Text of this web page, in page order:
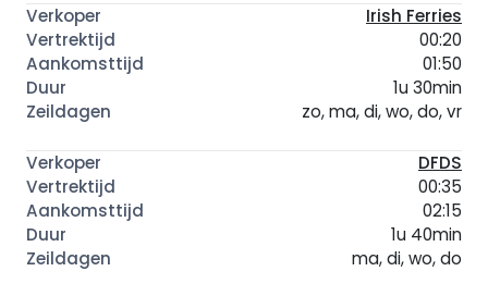
Irish Ferries
00:20
01:50
1u 30min
zo, ma, di, wo, do, vr
DFDS
00:35
02:15
1u 40min
ma, di, wo, do